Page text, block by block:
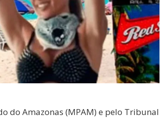
do Amazonas (MPAM) e pelo Tribunal